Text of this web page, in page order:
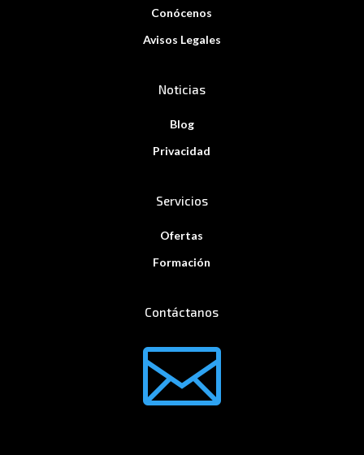
Conócenos
Avisos Legales
Noticias
Blog
Privacidad
Servicios
Ofertas
Formación
Contáctanos
